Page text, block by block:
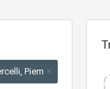
Piemonte
×